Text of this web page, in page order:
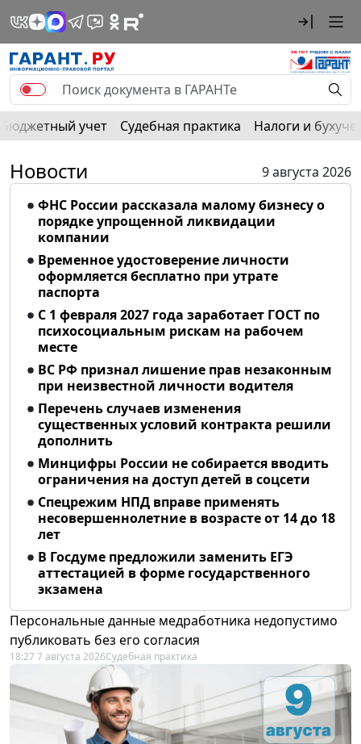
Бюджетный учет Судебная практика Налоги и
Новости
9 августа 2026
ФНС России рассказала малому бизнесу о
порядке упрощенной ликвидации
компании
Временное удостоверение личности
оформляется бесплатно при утрате
паспорта
С 1 февраля 2027 года заработает ГОСТ по
психосоциальным рискам на рабочем
месте
ВС РФ признал лишение прав незаконным
при неизвестной личности водителя
Перечень случаев изменения
существенных условий контракта решили
дополнить
Минцифры России не собирается вводить
ограничения на доступ детей в соцсети
Спецрежим НПД вправе применять
несовершеннолетние в возрасте от 14 до 18
лет
В Госдуме предложили заменить ЕГЭ
аттестацией в форме государственного
экзамена
Персональные данные медработника недопустимо
публиковать без его согласия
18:27 7 августа 2026Судебная практика